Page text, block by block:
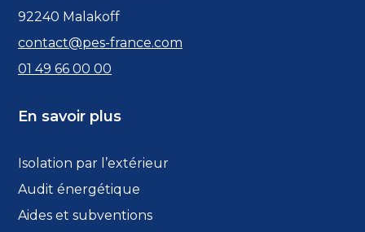
92240 Malakoff
contact@pes-france.com
01 49 66 00 00
En savoir plus
Isolation par l’extérieur
Audit énergétique
Aides et subventions